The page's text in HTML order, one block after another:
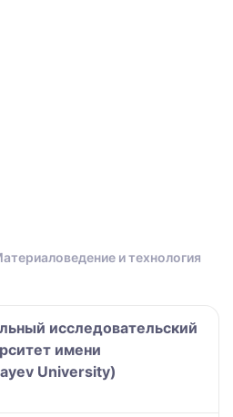
и технология
исследовательский
имени
University)